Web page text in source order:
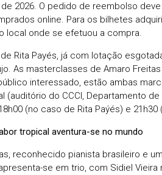
de 2026. O pedido de reembolso
online. Para os bilhetes
local onde se efetuou a compra.
Rita Payés, já com lotação
As masterclasses de Amaro
interessado, estão ambas
(auditório do CCCI, Departamento
(no caso de Rita Paýés) e 21h30
tropical aventura-se no mundo
reconhecido pianista brasileiro e
se em trio, com Sidiel